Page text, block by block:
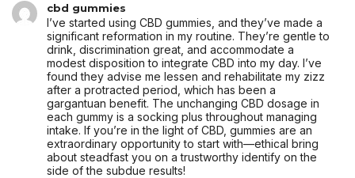
cbd gummies
I’ve started using CBD gummies, and they’ve made a
significant reformation in my routine. They’re gentle to
drink, discrimination great, and accommodate a
modest disposition to integrate CBD into my day. I’ve
found they advise me lessen and rehabilitate my zizz
after a protracted period, which has been a
gargantuan benefit. The unchanging CBD dosage in
each gummy is a socking plus throughout managing
intake. If you’re in the light of CBD, gummies are an
extraordinary opportunity to start with—ethical bring
about steadfast you on a trustworthy identify on the
side of the subdue results!